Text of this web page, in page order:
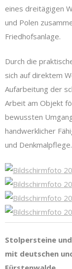
eines dreitägigen
und Polen
Friedhofsanlage.
Durch die
sich auf direktem
Aufarbeitung der
Arbeit am Objekt
bewussten
handwerklicher
und Denkmalpflege.
Stolpersteine
mit deutschen